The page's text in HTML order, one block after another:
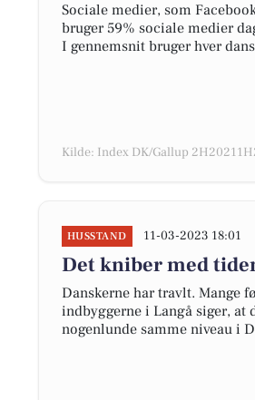
Sociale medier, som
bruger 59% sociale medier
I gennemsnit bruger hver
Kilde: Index DK/Gallup
HUSSTAND 11-03-2023 18:01
Det kniber med
Danskerne har travlt. Mange
indbyggerne i Langå siger, at
nogenlunde samme niveau i